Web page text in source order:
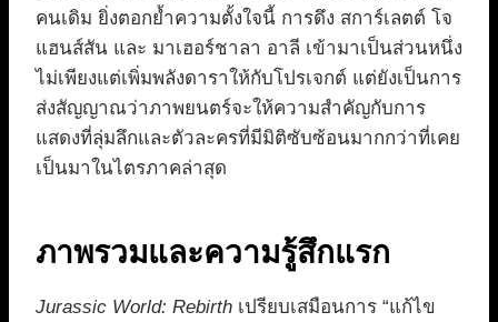
คนเดิม ยิ่งตอกย้ำความตั้งใจนี้ การดึง สการ์เลตต์ โจ
แฮนส์สัน และ มาเฮอร์ชาลา อาลี เข้ามาเป็นส่วนหนึ่ง
ไม่เพียงแต่เพิ่มพลังดาราให้กับโปรเจกต์ แต่ยังเป็นการ
ส่งสัญญาณว่าภาพยนตร์จะให้ความสำคัญกับการ
แสดงที่ลุ่มลึกและตัวละครที่มีมิติซับซ้อนมากกว่าที่เคย
เป็นมาในไตรภาคล่าสุด
ภาพรวมและความรู้สึกแรก
Jurassic World: Rebirth เปรียบเสมือนการ “แก้ไข